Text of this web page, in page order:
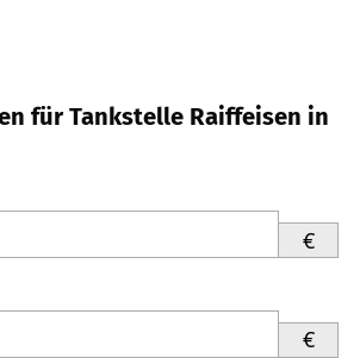
für Tankstelle Raiffeisen in
€
€